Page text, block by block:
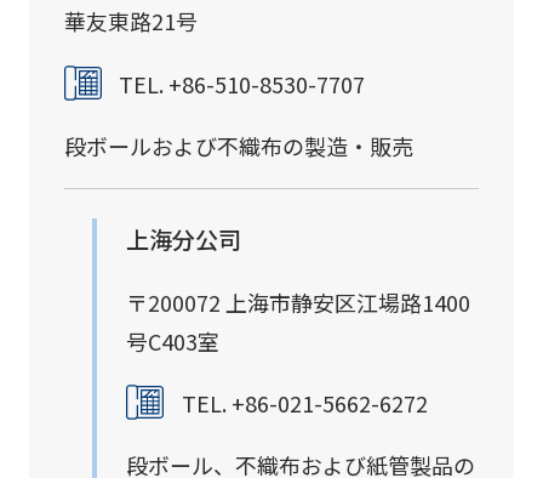
華友東路21号
TEL. +86-510-8530-7707
段ボールおよび不織布の製造・販売
上海分公司
〒200072 上海市静安区江場路1400
号C403室
TEL. +86-021-5662-6272
段ボール、不織布および紙管製品の